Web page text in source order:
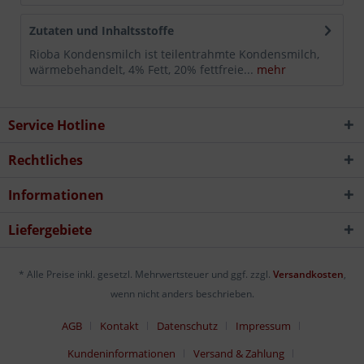
Zutaten und Inhaltsstoffe
Rioba Kondensmilch ist teilentrahmte Kondensmilch,
wärmebehandelt, 4% Fett, 20% fettfreie... mehr
Service Hotline
Rechtliches
Informationen
Liefergebiete
* Alle Preise inkl. gesetzl. Mehrwertsteuer und ggf. zzgl. Versandkosten,
wenn nicht anders beschrieben.
AGB Kontakt Datenschutz
Impressum
Kundeninformationen
Versand & Zahlung